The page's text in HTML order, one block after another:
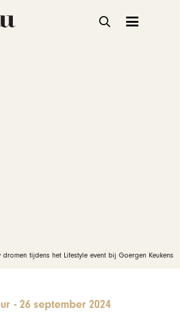
dromen tijdens het Lifestyle event bij Goergen Keukens
-26 september 2024